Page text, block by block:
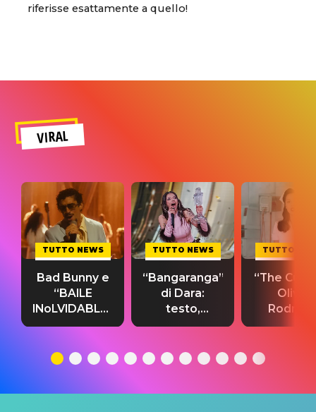
riferisse esattamente a quello!
VIRAL
TUTTO NEWS
Bad Bunny e
“BAILE
INoLVIDABLE”:
testo,
significato
TUTTO NEWS
“Bangaranga”
di Dara:
testo,
traduzione e
del singolo
TUTTO
“The
Olivia
testo,